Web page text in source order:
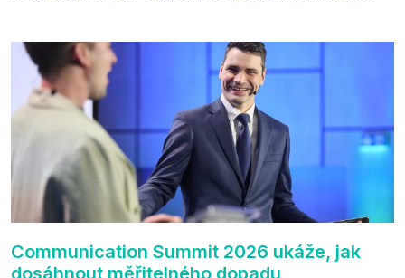
zúčastnit i příštího ročníku. „Příjemná konference,
výborný program, hezké prostory, Daniel Stach
absolutně nejlepší moderátor!!!“ Tak shrnul
Communication Summit jeden z 330 účastníků ve
své zpětné vazbě. Ta potvrdila, co bylo slyšet i
cítit po celý 9. červen v Pragovce – že ročník s
tématem „Od chaosu k dopadu“ se skutečně
povedl.
Communication Summit 2026 ukáže, jak
dosáhnout měřitelného dopadu